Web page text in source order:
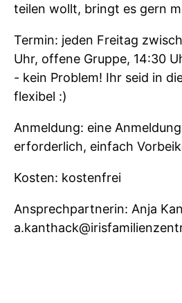
teilen wollt, bringt es gern
Termin: jeden Freitag
Uhr, offene Gruppe, 14:30
- kein Problem! Ihr seid in
flexibel :)
Anmeldung: eine
erforderlich, einfach
Kosten: kostenfrei
Ansprechpartnerin: Anja